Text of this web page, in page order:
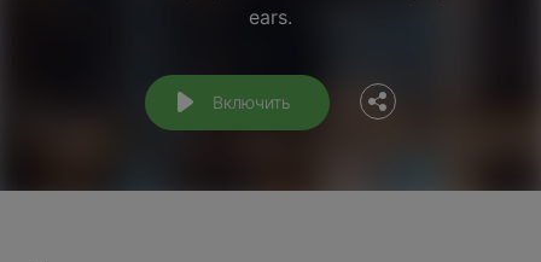
ears.
Включить